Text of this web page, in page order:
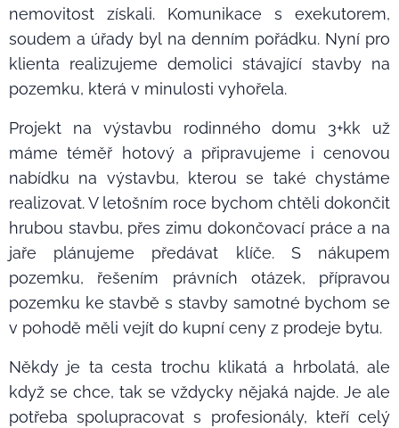
nemovitost získali. Komunikace s exekutorem,
soudem a úřady byl na denním pořádku. Nyní pro
klienta realizujeme demolici stávající stavby na
pozemku, která v minulosti vyhořela.
Projekt na výstavbu rodinného domu 3+kk už
máme téměř hotový a připravujeme i cenovou
nabídku na výstavbu, kterou se také chystáme
realizovat. V letošním roce bychom chtěli dokončit
hrubou stavbu, přes zimu dokončovací práce a na
jaře plánujeme předávat klíče. S nákupem
pozemku, řešením právních otázek, přípravou
pozemku ke stavbě s stavby samotné bychom se
v pohodě měli vejít do kupní ceny z prodeje bytu.
Někdy je ta cesta trochu klikatá a hrbolatá, ale
když se chce, tak se vždycky nějaká najde. Je ale
potřeba spolupracovat s profesionály, kteří celý